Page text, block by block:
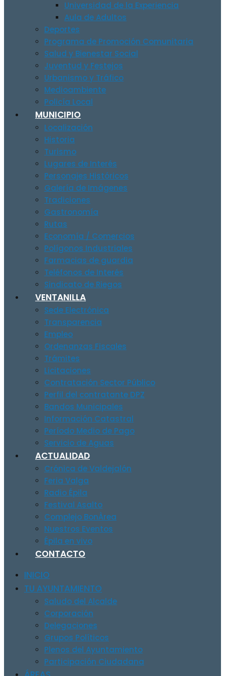
Universidad de la Experiencia
Aula de Adultos
Deportes
Programa de Promoción Comunitaria
Salud y Bienestar Social
Juventud y Festejos
Urbanismo y Tráfico
Medioambiente
Policía Local
MUNICIPIO
Localización
Historia
Turismo
Lugares de Interés
Personajes Históricos
Galería de Imágenes
Tradiciones
Gastronomía
Rutas
Economía / Comercios
Polígonos Industriales
Farmacias de guardia
Teléfonos de Interés
Sindicato de Riegos
VENTANILLA
Sede Electrónica
Transparencia
Empleo
Ordenanzas Fiscales
Trámites
Licitaciones
Contratación Sector Público
Perfil del contratante DPZ
Bandos Municipales
Información Catastral
Período Medio de Pago
Servicio de Aguas
ACTUALIDAD
Crónica de Valdejalón
Feria Valga
Radio Épila
Festival Asalto
Complejo BonÀrea
Nuestros Eventos
Épila en vivo
CONTACTO
INICIO
TU AYUNTAMIENTO
Saludo del Alcalde
Corporación
Delegaciones
Grupos Políticos
Plenos del Ayuntamiento
Participación Ciudadana